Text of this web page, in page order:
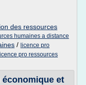
des ressources
humaines a distance
/ licence pro
licence pro ressources
et